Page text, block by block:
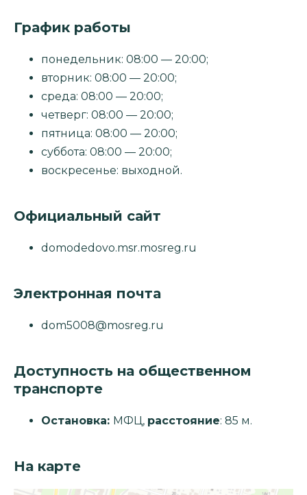
График работы
понедельник: 08:00 — 20:00;
вторник: 08:00 — 20:00;
среда: 08:00 — 20:00;
четверг: 08:00 — 20:00;
пятница: 08:00 — 20:00;
суббота: 08:00 — 20:00;
воскресенье: выходной.
Официальный сайт
domodedovo.msr.mosreg.ru
Электронная почта
dom5008@mosreg.ru
Доступность на общественном
транспорте
Остановка: МФЦ, расстояние: 85 м.
На карте